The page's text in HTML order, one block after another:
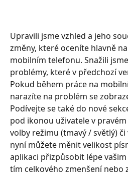
Upravili jsme vzhled a jeho
změny, které oceníte hlavně
mobilním telefonu. Snažili
problémy, které v předchozí
Pokud během práce na
narazíte na problém se
Podívejte se také do nové
pod ikonou uživatele v
volby režimu (tmavý / světlý)
nyní můžete měnit velikost
aplikaci přizpůsobit lépe
tím celkového zmenšení nebo